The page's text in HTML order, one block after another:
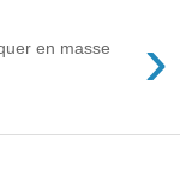
›
en masse